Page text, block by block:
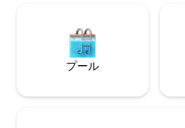
能です。エアコンが備わっています。
室2には、シャワーと洗面台を備えた
の整ったスイートバスルームがあり
差し込み、テラスにアクセスでき、
プール